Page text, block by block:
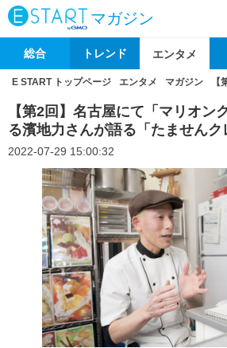
マガジン
総合 トレンド エンタメ
E START トップページ エンタメ マガジン
【第2回】名古屋にて「マリオン
る濱地力さんが語る「たません
2022-07-29 15:00:32